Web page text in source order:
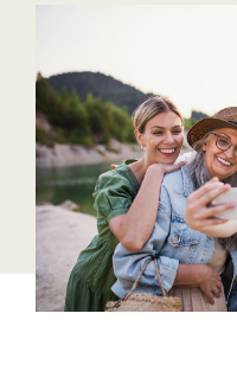
foodaffairs
Fressnapf
FRoSTA
FV
Gardena
Gas Connect